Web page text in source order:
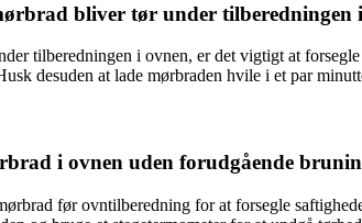
bliver tør under tilberedningen
tilberedningen i ovnen, er det vigtigt at
desuden at lade mørbraden hvile i et par
i ovnen uden forudgående
før ovntilberedning for at forsegle